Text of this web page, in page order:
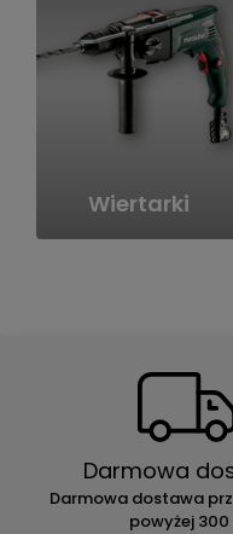
Wiertarki
Darmowa
Darmowa dostawa
powyżej 300